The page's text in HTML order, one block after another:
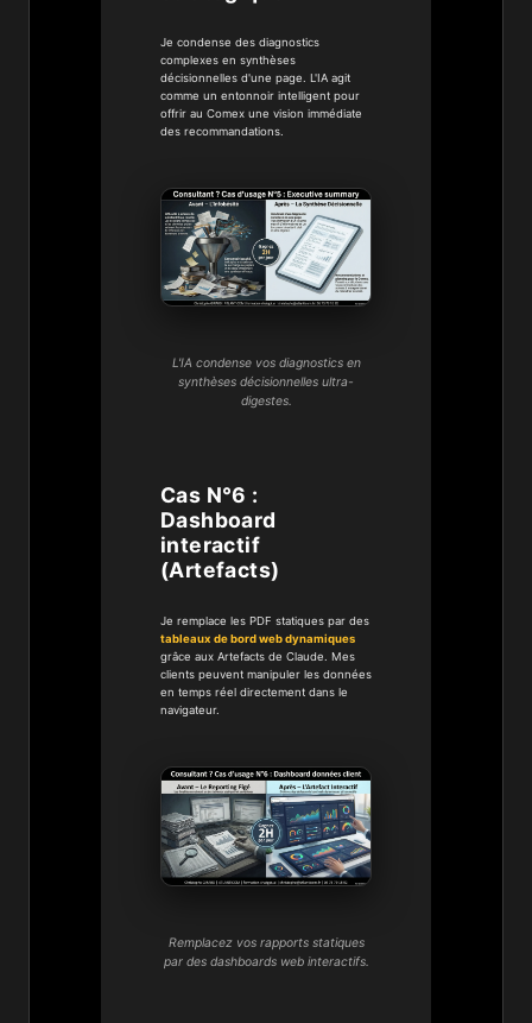
Je condense des diagnostics
complexes en synthèses
décisionnelles d'une page. L'IA agit
comme un entonnoir intelligent pour
offrir au Comex une vision immédiate
des recommandations.
L'IA condense vos diagnostics en
synthèses décisionnelles ultra-
digestes.
Cas N°6 :
Dashboard
interactif
(Artefacts)
Je remplace les PDF statiques par des
tableaux de bord web dynamiques
grâce aux Artefacts de Claude. Mes
clients peuvent manipuler les données
en temps réel directement dans le
navigateur.
Remplacez vos rapports statiques
par des dashboards web interactifs.